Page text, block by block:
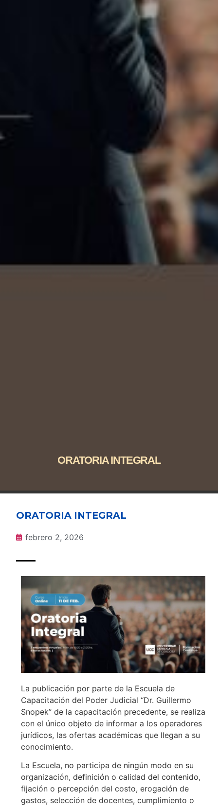
ORATORIA INTEGRAL
ORATORIA INTEGRAL
febrero 2, 2026
La publicación por parte de la Escuela de
Capacitación del Poder Judicial “Dr. Guillermo
Snopek” de la capacitación precedente, se realiza
con el único objeto de informar a los operadores
jurídicos, las ofertas académicas que llegan a su
conocimiento.
La Escuela, no participa de ningún modo en su
organización, definición o calidad del contenido,
fijación o percepción del costo, erogación de
gastos, selección de docentes, cumplimiento o